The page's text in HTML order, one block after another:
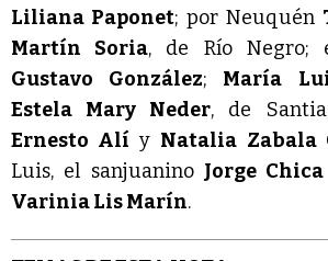
Liliana Paponet; por Neuquén
Martín Soria, de Río Negro;
Gustavo González; María
Estela Mary Neder, de
Ernesto Alí y Natalia Zabala
Luis, el sanjuanino Jorge Chica
Varinia Lis Marín.